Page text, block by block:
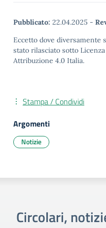
Pubblicato: 22.04.2025 -
Eccetto dove diversamente
stato rilasciato sotto
Attribuzione 4.0 Italia.
Stampa / Condividi
Argomenti
Notizie
Circolari,